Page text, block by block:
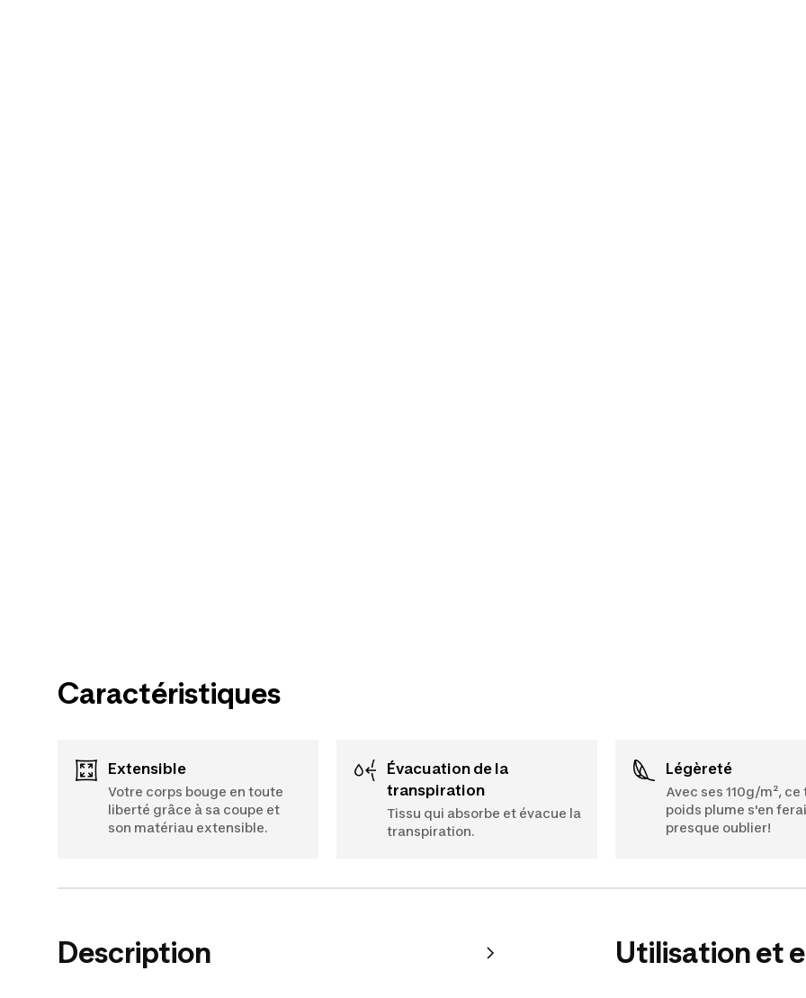
Caractéristiques
Extensible
Votre corps bouge en toute
liberté grâce à sa coupe et
son matériau extensible.
Évacuation de la
transpiration
Tissu qui absorbe et évacue la
transpiration.
Légèreté
Avec ses 110g/m², ce
poids plume s'en
presque oublier!
Description
Utilisation et